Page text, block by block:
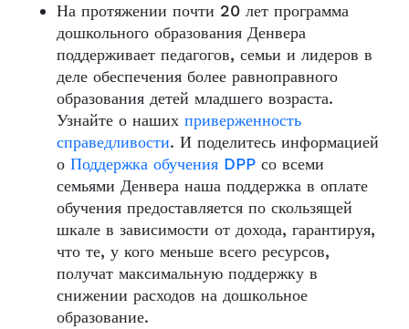
На протяжении почти 20 лет программа
дошкольного образования Денвера
поддерживает педагогов, семьи и лидеров в
деле обеспечения более равноправного
образования детей младшего возраста.
Узнайте о наших приверженность
справедливости. И поделитесь информацией
о Поддержка обучения DPP со всеми
семьями Денвера наша поддержка в оплате
обучения предоставляется по скользящей
шкале в зависимости от дохода, гарантируя,
что те, у кого меньше всего ресурсов,
получат максимальную поддержку в
снижении расходов на дошкольное
образование.